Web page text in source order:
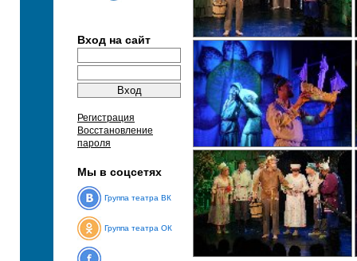
Вход на сайт
Регистрация
Восстановление
пароля
Мы в соцсетях
Группа театра ВК
Группа театра ОК